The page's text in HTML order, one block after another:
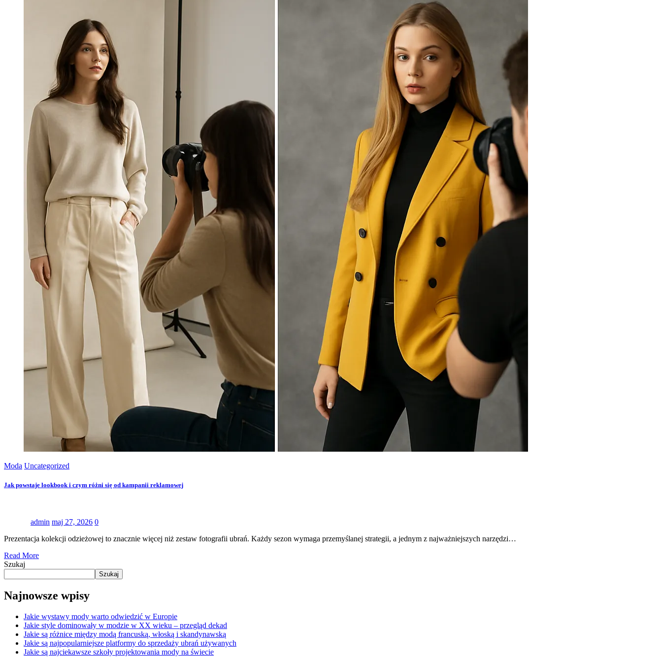
Moda Uncategorized
Jak powstaje lookbook i czym różni się od kampanii reklamowej
admin maj 27, 2026 0
Prezentacja kolekcji odzieżowej to znacznie więcej niż zestaw fotografii ubrań. Każdy sezon wymaga przemyślanej strategii, a jednym z najważniejszych narzędzi…
Read More
Szukaj
Szukaj
Najnowsze wpisy
Jakie wystawy mody warto odwiedzić w Europie
Jakie style dominowały w modzie w XX wieku – przegląd dekad
Jakie są różnice między modą francuską, włoską i skandynawską
Jakie są najpopularniejsze platformy do sprzedaży ubrań używanych
Jakie są najciekawsze szkoły projektowania mody na świecie